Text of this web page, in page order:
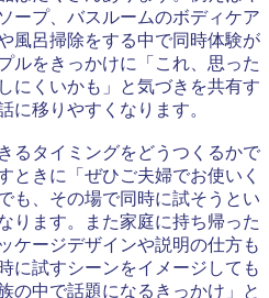
ープ、バスルームのボディケア
風呂掃除をする中で同時体験が
ルをきっかけに「これ、思った
にくいかも」と気づきを共有す
に移りやすくなります。
るタイミングをどうつくるかで
ときに「ぜひご夫婦でお使いく
も、その場で同時に試そうとい
ります。また家庭に持ち帰った
ケージデザインや説明の仕方も
に試すシーンをイメージしても
の中で話題になるきっかけ」と